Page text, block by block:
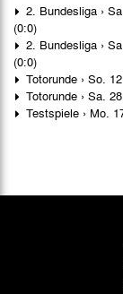
2. Bundesliga ›
(0:0)
2. Bundesliga ›
(0:0)
Totorunde › So.
Totorunde › Sa.
Testspiele › Mo.